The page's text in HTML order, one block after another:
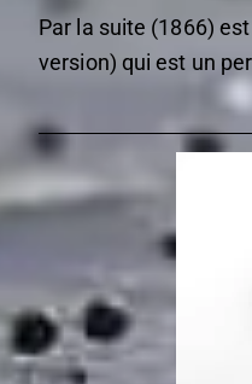
Par la suite (1866)
version) qui est un